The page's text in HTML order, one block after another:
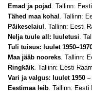
Emad ja pojad . Tallinn:
Tähed maa kohal . Tallinn:
Päikeselaiul . Tallinn: Eesti
Nelja tuule all: luuletusi.
Tuli tuisus: luulet
Maa jääb nooreks. Tallinn:
Ringkäik. Tallinn: Eesti
Vari ja valgus: luulet 1950 –
Eestimaa leib. Tallinn: Eesti